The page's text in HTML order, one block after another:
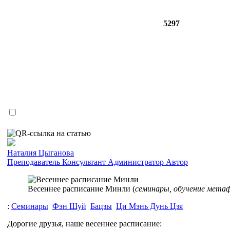
5297
Наталия Цыганова
Преподаватель Консультант Администратор Автор
Весеннее расписание Минли (семинары, обучение
: Семинары Фэн Шуй Бацзы Ци Мэнь Дунь Цзя
Дорогие друзья, наше весеннее расписание: